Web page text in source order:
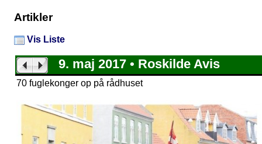
Artikler
Vis Liste
9. maj 2017 • Roskilde Avis
70 fuglekonger op på rådhuset